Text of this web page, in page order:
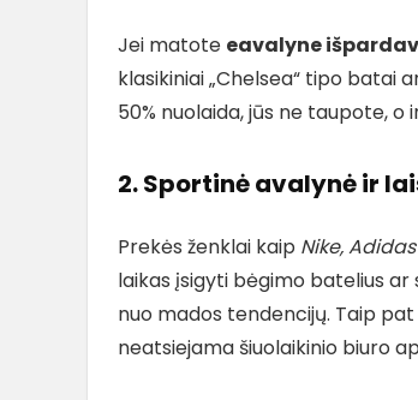
Jei matote eavalyne
klasikiniai „Chelsea“ tipo batai
50% nuolaida, jūs ne taupote,
2. Sportinė avalynė ir
Prekės ženklai kaip Nike, Adidas
laikas įsigyti bėgimo batelius
nuo mados tendencijų. Taip
neatsiejama šiuolaikinio biuro